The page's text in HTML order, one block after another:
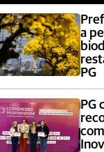
a
PG
PG